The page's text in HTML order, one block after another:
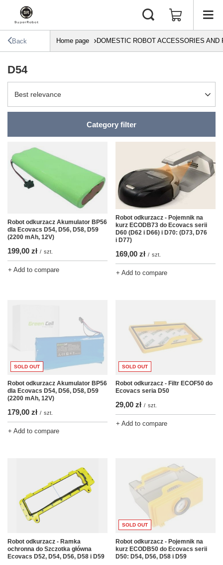
Back Home page DOMESTIC ROBOT ACCESSORIES AND
D54
Change sorting
Best relevance
Category filter
Robot odkurzacz Akumulator BP56
dla Ecovacs D54, D56, D58, D59
(2200 mAh, 12V)
199,00 zł / szt.
+ Add to compare
Robot odkurzacz - Pojemnik na
kurz ECODB73 do Ecovacs serii
D60 (D62 i D66) i D70: (D73, D76
i D77)
169,00 zł / szt.
+ Add to compare
SOLD OUT
Robot odkurzacz Akumulator BP56
dla Ecovacs D54, D56, D58, D59
(2200 mAh, 12V)
179,00 zł / szt.
+ Add to compare
SOLD OUT
Robot odkurzacz - Filtr ECOF50 do
Ecovacs seria D50
29,00 zł / szt.
+ Add to compare
Robot odkurzacz - Ramka
ochronna do Szczotka główna
Ecovacs D52, D54, D56, D58 i D59
SOLD OUT
Robot odkurzacz - Pojemnik na
kurz ECODB50 do Ecovacs serii
D50: D54, D56, D58 i D59